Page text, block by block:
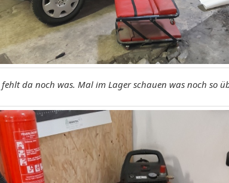
da noch was. Mal im Lager schauen was noch so